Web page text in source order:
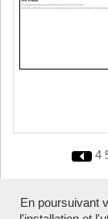
4
En poursuivant